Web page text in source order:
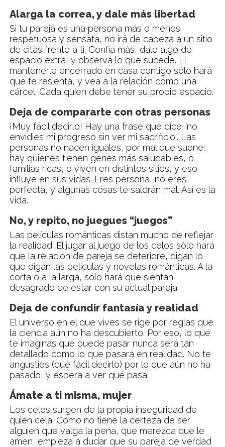
Alarga la correa, y dale más libertad
Si tu pareja es una persona más o menos
respetuosa y sensata, no irá de cabeza a un sitio
de citas frente a ti. Confía más, dale algo de
espacio extra, y observa lo que sucede. El
mantenerle encerrado en casa contigo sólo hará
que te resienta, y vea a la relación como una
cárcel. Cada quien debe tener su propio espacio.
Deja de compararte con otras personas
¡Muy fácil decirlo! Hay una frase que dice “no
envidies mi progreso sin ver mi sacrificio”. Las
personas no nacen iguales, por mal que suene:
hay quienes tienen genes más saludables, o
familias ricas, o viven en distintos sitios, y eso
influye en sus vidas. Eres persona, no eres
perfecta, y algunas cosas te saldrán mal. Así es la
vida.
No, y repito, no juegues “juegos”
Las películas románticas distan mucho de reflejar
la realidad. El jugar al juego de los celos sólo hará
que la relación de pareja se deteriore, digan lo
que digan las películas y novelas románticas. A la
corta o a la larga, sólo hará que sientan
desagrado de estar con su actual pareja.
Deja de confundir fantasía y realidad
El universo en el que vives se rige por reglas que
la ciencia aún no ha descubierto. Por eso, lo que
te imaginas que puede pasar nunca será tan
detallado como lo que pasará en realidad. No te
angusties (qué fácil decirlo) por lo que aún no ha
pasado, y espera a ver qué pasa.
Ámate a ti misma, mujer
Los celos surgen de la propia inseguridad de
quien cela. Como no tiene la certeza de ser
alguien que valga la pena, que merezca que le
amen, empieza a dudar que su pareja de verdad